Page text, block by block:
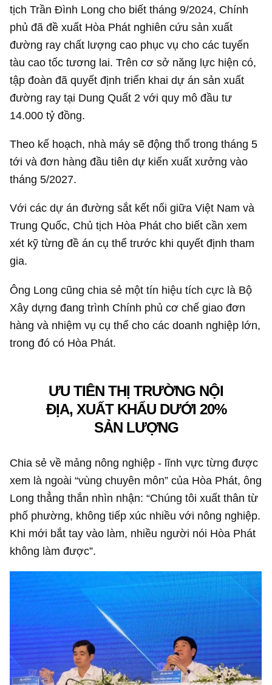
tịch Trần Đình Long cho biết tháng 9/2024, Chính
phủ đã đề xuất Hòa Phát nghiên cứu sản xuất
đường ray chất lượng cao phục vụ cho các tuyến
tàu cao tốc tương lai. Trên cơ sở năng lực hiện có,
tập đoàn đã quyết định triển khai dự án sản xuất
đường ray tại Dung Quất 2 với quy mô đầu tư
14.000 tỷ đồng.
Theo kế hoạch, nhà máy sẽ động thổ trong tháng 5
tới và đơn hàng đầu tiên dự kiến xuất xưởng vào
tháng 5/2027.
Với các dự án đường sắt kết nối giữa Việt Nam và
Trung Quốc, Chủ tịch Hòa Phát cho biết cần xem
xét kỹ từng đề án cụ thể trước khi quyết định tham
gia.
Ông Long cũng chia sẻ một tín hiệu tích cực là Bộ
Xây dựng đang trình Chính phủ cơ chế giao đơn
hàng và nhiệm vụ cụ thể cho các doanh nghiệp lớn,
trong đó có Hòa Phát.
ƯU TIÊN THỊ TRƯỜNG NỘI
ĐỊA, XUẤT KHẨU DƯỚI 20%
SẢN LƯỢNG
Chia sẻ về mảng nông nghiệp - lĩnh vực từng được
xem là ngoài “vùng chuyên môn” của Hòa Phát, ông
Long thẳng thắn nhìn nhận: “Chúng tôi xuất thân từ
phố phường, không tiếp xúc nhiều với nông nghiệp.
Khi mới bắt tay vào làm, nhiều người nói Hòa Phát
không làm được”.